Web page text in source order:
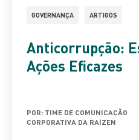
GOVERNANÇA ARTIGOS
Anticorrupção:
Ações Eficazes
POR: TIME DE COMUNICAÇÃO
CORPORATIVA DA RAÍZEN